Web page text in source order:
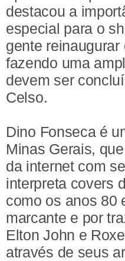
destacou a
especial para o
gente
fazendo uma
devem ser
Celso.
Dino Fonseca é
Minas Gerais,
da internet com
interpreta covers
como os anos 80
marcante e por
Elton John e
através de seus